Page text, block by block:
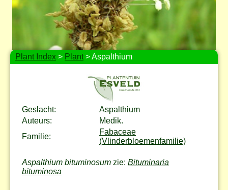
Plant Index > Plant> Aspalthium
Geslacht:
Aspalthium
Auteurs:
Medik.
Familie:
Fabaceae
(Vlinderbloemenfamilie)
Aspalthium bituminosum zie: Bituminaria
bituminosa